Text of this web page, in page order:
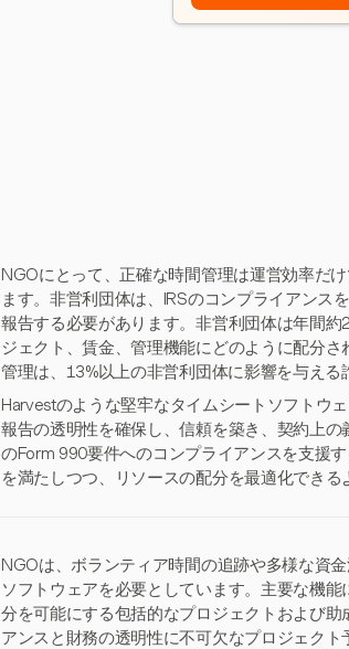
NGOにとって、正確な時間管理は運営効率だ
ます。非営利団体は、IRSのコンプライアンス
報告する必要があります。非営利団体は年間
ジェクト、賃金、管理機能にどのように配分
管理は、13%以上の非営利団体に影響を与える
Harvestのような堅牢なタイムシートソフトウ
報告の透明性を確保し、信頼を築き、契約上
のForm 990要件へのコンプライアンスを支援
を満たしつつ、リソースの配分を最適化できる
NGOは、ボランティア時間の追跡や多様な資
ソフトウェアを必要としています。主要な機
分を可能にする包括的なプロジェクトおよび
アンスと財務の透明性に不可欠なプロジェク